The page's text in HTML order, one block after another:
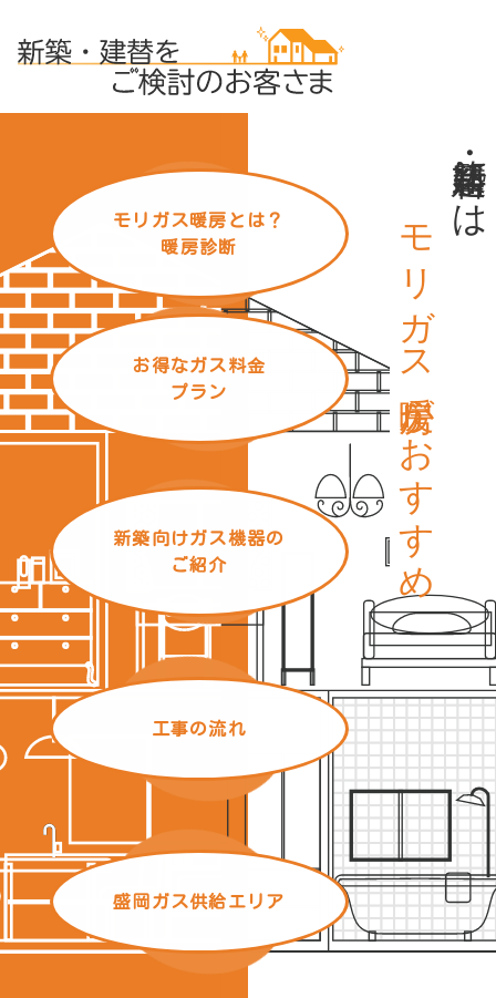
モリガス暖房とは？
暖房診断
お得なガス料金
プラン
新築向けガス機器の
ご紹介
工事の流れ
盛岡ガス供給エリア
新築・建替には
モリガス暖房がおすすめ